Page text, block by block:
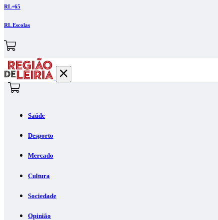
RL+65
RL Escolas
Saúde
Desporto
Mercado
Cultura
Sociedade
Opinião